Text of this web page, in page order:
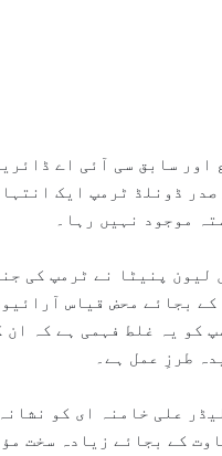
سابق سی آئی اے
ڈونلڈ ٹرمپ ایک
موجود نہیں رہا۔
لیون پنیٹا نے ٹرمپ کی
بجائے محض قیاس
کو یہ غلط فہمی ہے کہ
طرزِ عمل ہے۔
علی خامنہ ای کو
کے بجائے زیادہ سخت